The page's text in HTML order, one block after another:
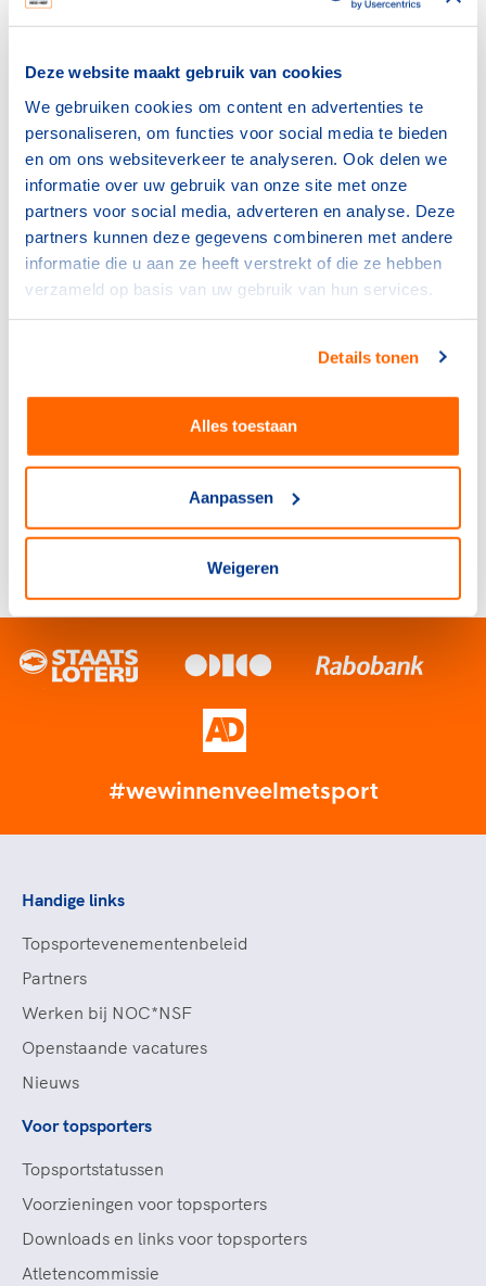
Deze website maakt gebruik van cookies
We gebruiken cookies om content en advertenties te
personaliseren, om functies voor social media te bieden
en om ons websiteverkeer te analyseren. Ook delen we
informatie over uw gebruik van onze site met onze
partners voor social media, adverteren en analyse. Deze
partners kunnen deze gegevens combineren met andere
informatie die u aan ze heeft verstrekt of die ze hebben
verzameld op basis van uw gebruik van hun services.
Details tonen
Alles toestaan
Aanpassen
Weigeren
Neem contact op met NOC*NSF Supportdesk via:
Whatsapp
binnen twee uur antwoord (tijdens werkdagen)
Mail
Chatten
direct antwoord (tijdens werkdagen)
#wewinnenveelmetsport
Handige links
Topsportevenementenbeleid
Partners
Werken bij NOC*NSF
Openstaande vacatures
Nieuws
Voor topsporters
Topsportstatussen
Voorzieningen voor topsporters
Downloads en links voor topsporters
Atletencommissie